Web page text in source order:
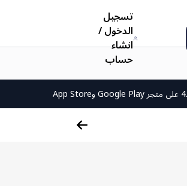
تسجيل
الدخول/
انشاء
حساب